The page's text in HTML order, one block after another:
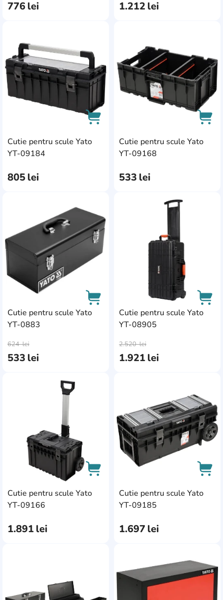
776lei 1.212lei
Cutie pentru scule Yato
YT-09184
805lei
AddCardToCart
Cutie pentru scule Yato
YT-09168
533 lei
Cutie pentru scule Yato
YT-0883
533 lei
624lei
AddCardToFavourite
Cutie pentru scule Yato
YT-08905
1.921lei
2.520lei
Cutie pentru scule Yato
YT-09166
1.891lei
AddCardToCart
Cutie pentru scule Yato
YT-09185
1.697lei
AddCardToFavourite